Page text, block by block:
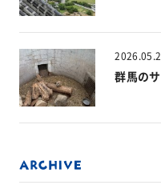
群馬の